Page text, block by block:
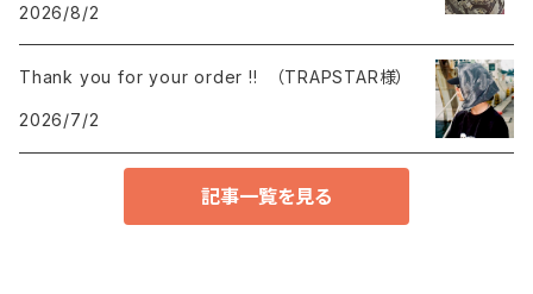
2026/8/2
Thank you for your order !! （TRAPSTAR様）
2026/7/2
記事一覧を見る